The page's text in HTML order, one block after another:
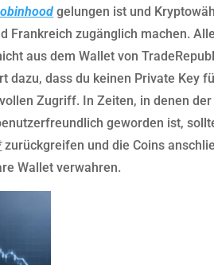
gelungen ist und
Frankreich zugänglich machen.
aus dem Wallet von
dazu, dass du keinen Private Key
Zugriff. In Zeiten, in denen
geworden ist,
zurückgreifen und die Coins
Wallet verwahren.